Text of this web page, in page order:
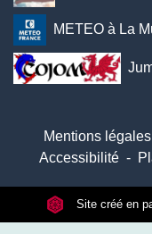
METEO à La
Mentions légales
Accessibilité -
Site créé en